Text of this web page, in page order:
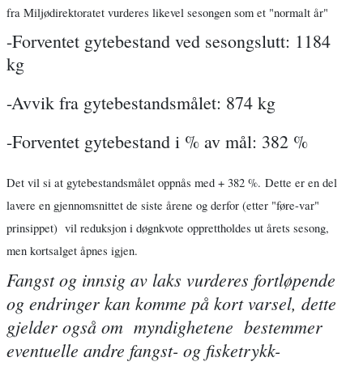
fra Miljødirektoratet vurderes likevel sesongen som et "normalt år"
-Forventet gytebestand ved sesongslutt: 1184
kg
-Avvik fra gytebestandsmålet: 874 kg
-Forventet gytebestand i % av mål: 382 %
Det vil si at gytebestandsmålet oppnås med + 382 %. Dette er en del
lavere en gjennomsnittet de siste årene og derfor (etter "føre-var"
prinsippet) vil reduksjon i døgnkvote opprettholdes ut årets sesong,
men kortsalget åpnes igjen.
Fangst og innsig av laks vurderes fortløpende
og endringer kan komme på kort varsel, dette
gjelder også om myndighetene bestemmer
eventuelle andre fangst- og fisketrykk-